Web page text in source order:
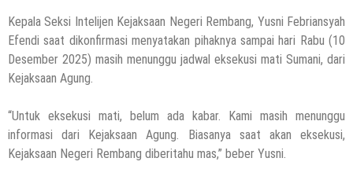
Kepala Seksi Intelijen Kejaksaan Negeri Rembang, Yusni Febriansyah
Efendi saat dikonfirmasi menyatakan pihaknya sampai hari Rabu (10
Desember 2025) masih menunggu jadwal eksekusi mati Sumani, dari
Kejaksaan Agung.
“Untuk eksekusi mati, belum ada kabar. Kami masih menunggu
informasi dari Kejaksaan Agung. Biasanya saat akan eksekusi,
Kejaksaan Negeri Rembang diberitahu mas,” beber Yusni.